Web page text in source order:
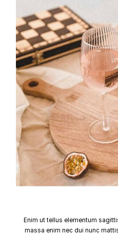
Enim ut tellus elementum
massa enim nec dui nunc